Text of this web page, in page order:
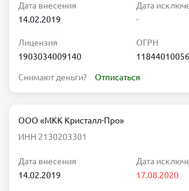
Дата внесения
14.02.2019
Дата
-
Лицензия
1903034009140
ОГРН
Снимают деньги? Отписаться
ООО «МКК Кристалл-Про»
ИНН 2130203301
Дата внесения
14.02.2019
Дата
17.08.2020